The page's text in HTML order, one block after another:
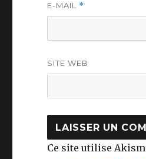
E-MAIL *
SITE WEB
Ce site utilise